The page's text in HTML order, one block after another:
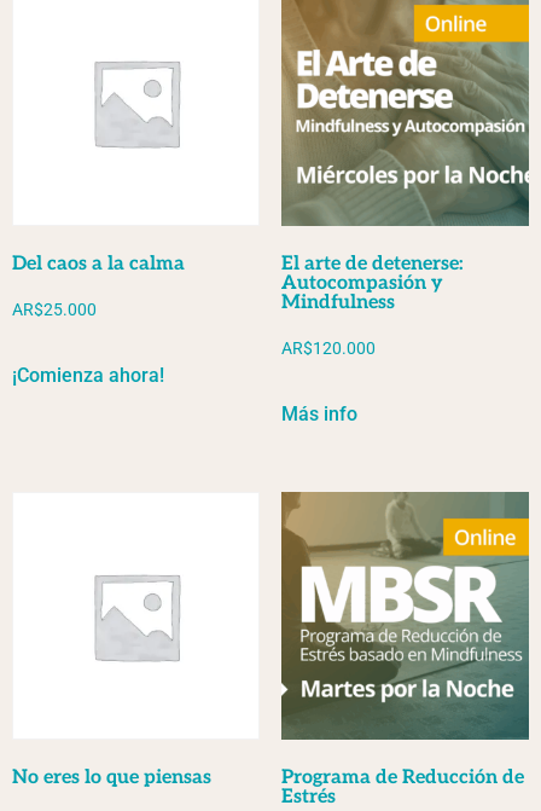
Del caos a la calma
AR$25.000
¡Comienza ahora!
El arte de detenerse:
Autocompasión y
Mindfulness
AR$120.000
Más info
No eres lo que piensas
Programa de Reducción de
Estrés